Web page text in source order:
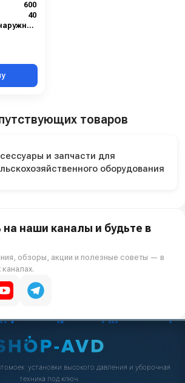
600
40
1/2 наружняя резьба
товаров
и запчасти для
оборудования
наши каналы и будьте в
обзоры, акции и полезные советы — в
установки высокого давления и уборочная
техника под ключ.